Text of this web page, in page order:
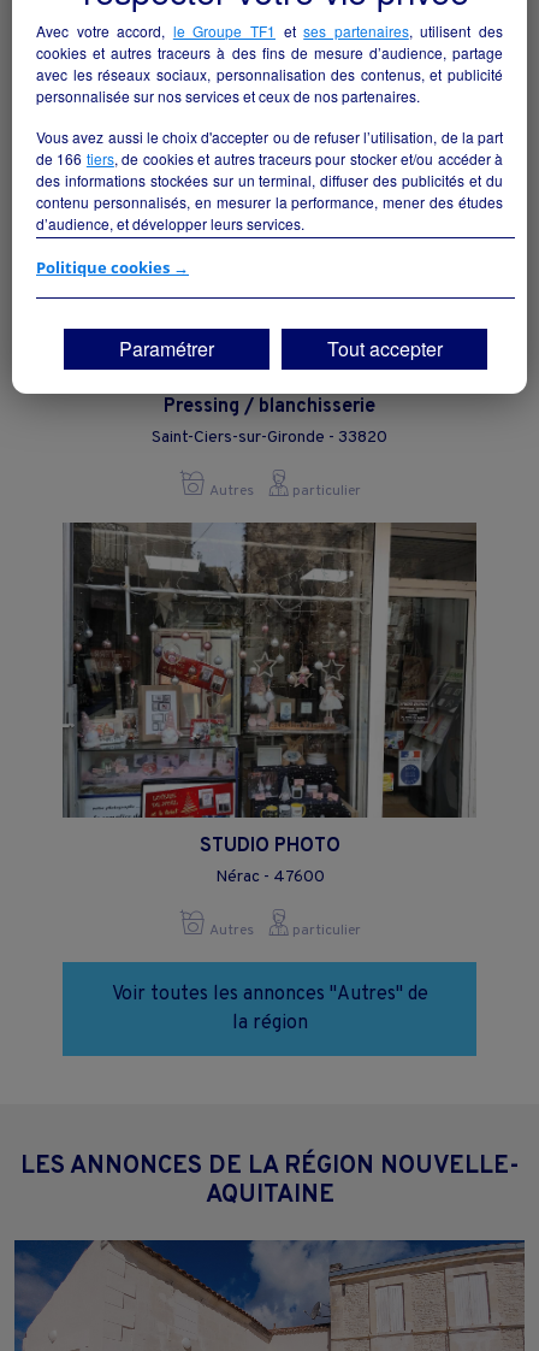
Autres particulier
Pressing / blanchisserie
Saint-Ciers-sur-Gironde - 33820
Autres particulier
STUDIO PHOTO
Nérac - 47600
Autres particulier
Voir toutes les annonces "Autres" de
la région
LES ANNONCES DE LA RÉGION NOUVELLE-
AQUITAINE
Avec votre accord, le Groupe TF1 etses partenaires, utilisent des
cookies et autres traceurs à des fins de mesure d’audience, partage
avec les réseaux sociaux, personnalisation des contenus, et publicité
personnalisée sur nos services et ceux de nos partenaires.
Vous avez aussi le choix d'accepter ou de refuser l’utilisation, de la part
de 166 tiers, de cookies et autres traceurs pour stocker et/ou accéder à
des informations stockées sur un terminal, diffuser des publicités et du
contenu personnalisés, en mesurer la performance, mener des études
d’audience, et développer leurs services.
Si vous continuez sans accepter, les fonctionnalités liées à la
vos centres d'intérêt. Seuls lescookies/traceurs techniquesseront
déposés et lus sur votre terminal.
Vous pouvez exprimer vos choix en cliquant sur "Tout accepter",
"Continuer sans accepter" ou "Paramétrer", et les modifier à tout
moment en cliquant sur le lien "Paramétrez vos choix" situé en bas de
Politique cookies →
Paramétrer Tout accepter